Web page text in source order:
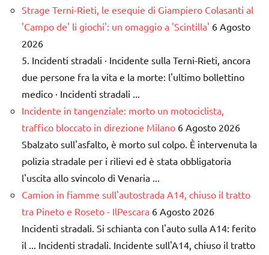
Strage Terni-Rieti, le esequie di Giampiero Colasanti al
'Campo de' li giochi': un omaggio a 'Scintilla' 6 Agosto
2026
5. Incidenti stradali · Incidente sulla Terni-Rieti, ancora
due persone fra la vita e la morte: l'ultimo bollettino
medico · Incidenti stradali ...
Incidente in tangenziale: morto un motociclista,
traffico bloccato in direzione Milano 6 Agosto 2026
Sbalzato sull'asfalto, è morto sul colpo. È intervenuta la
polizia stradale per i rilievi ed è stata obbligatoria
l'uscita allo svincolo di Venaria ...
Camion in fiamme sull'autostrada A14, chiuso il tratto
tra Pineto e Roseto - IlPescara 6 Agosto 2026
Incidenti stradali. Si schianta con l'auto sulla A14: ferito
il ... Incidenti stradali. Incidente sull'A14, chiuso il tratto